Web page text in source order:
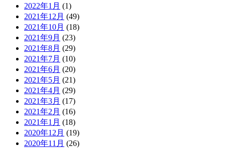
2022年1月 (1)
2021年12月 (49)
2021年10月 (18)
2021年9月 (23)
2021年8月 (29)
2021年7月 (10)
2021年6月 (20)
2021年5月 (21)
2021年4月 (29)
2021年3月 (17)
2021年2月 (16)
2021年1月 (18)
2020年12月 (19)
2020年11月 (26)